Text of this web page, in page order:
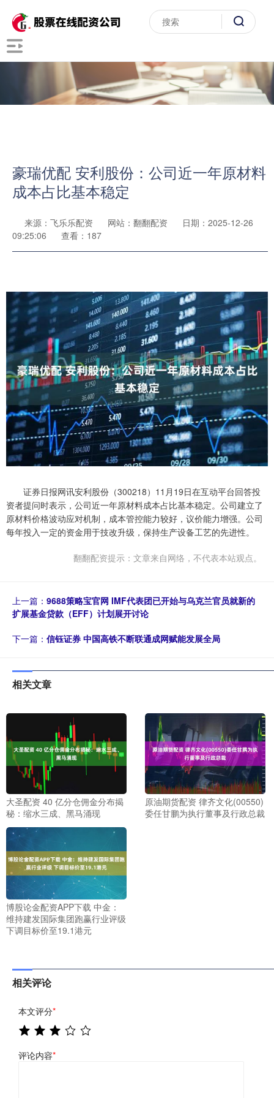
豪瑞优配 安利股份：公司近一年原材料
成本占比基本稳定
来源：飞乐乐配资 网站：翻翻配资
日期：2025-12-26
09:25:06
查看：187
证券日报网讯安利股份（300218）11月19日在互动平台回答投
资者提问时表示，公司近一年原材料成本占比基本稳定。公司建立了
原材料价格波动应对机制，成本管控能力较好，议价能力增强。公司
每年投入一定的资金用于技改升级，保持生产设备工艺的先进性。
翻翻配资提示：文章来自网络，不代表本站观点。
上一篇： 9688策略宝官网 IMF代表团已开始与乌克兰官员就新的
扩展基金贷款（EFF）计划展开讨论
下一篇： 信钰证券 中国高铁不断联通成网赋能发展全局
相关文章
大圣配资 40 亿分仓佣金分布揭
秘：缩水三成、黑马涌现
原油期货配资 律齐文化(00550)
委任甘鹏为执行董事及行政总裁
博股论金配资APP下载 中金：
维持建发国际集团跑赢行业评级
下调目标价至19.1港元
相关评论
本文评分*
评论内容*